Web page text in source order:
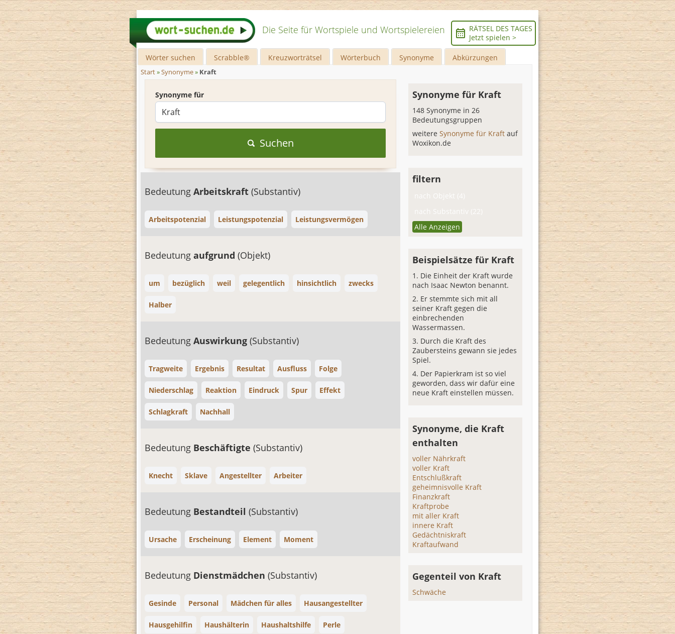
Die Seite für Wortspiele und Wortspielereien
RÄTSEL DES TAGES
Jetzt spielen >
Wörter suchen Scrabble® Kreuzworträtsel Wörterbuch Synonyme Abkürzungen
Start»Synonyme» Kraft
Synonyme für
Suchen
Bedeutung Arbeitskraft (Substantiv)
Arbeitspotenzial Leistungspotenzial Leistungsvermögen
Bedeutung aufgrund (Objekt)
um bezüglich weil gelegentlich hinsichtlich zwecks
Halber
Bedeutung Auswirkung (Substantiv)
Tragweite Ergebnis Resultat Ausfluss Folge
Niederschlag Reaktion Eindruck Spur Effekt
Schlagkraft Nachhall
Bedeutung Beschäftigte (Substantiv)
Knecht Sklave Angestellter Arbeiter
Bedeutung Bestandteil (Substantiv)
Ursache Erscheinung Element Moment
Bedeutung Dienstmädchen (Substantiv)
Gesinde Personal Mädchen für alles Hausangestellter
Hausgehilfin Haushälterin Haushaltshilfe Perle
Synonyme für Kraft
148 Synonyme in 26
Bedeutungsgruppen
weitereSynonyme für Kraftauf
Woxikon.de
filtern
nach Objekt (4)
nach Substantiv (22)
Alle Anzeigen
Beispielsätze für Kraft
Die Einheit der Kraft wurde
nach Isaac Newton benannt.
Er stemmte sich mit all
seiner Kraft gegen die
einbrechenden
Wassermassen.
Durch die Kraft des
Zaubersteins gewann sie jedes
Spiel.
Der Papierkram ist so viel
geworden, dass wir dafür eine
neue Kraft einstellen müssen.
Synonyme, die Kraft
enthalten
voller Nährkraft
voller Kraft
Entschlußkraft
geheimnisvolle Kraft
Finanzkraft
Kraftprobe
mit aller Kraft
innere Kraft
Gedächtniskraft
Kraftaufwand
Gegenteil von Kraft
Schwäche